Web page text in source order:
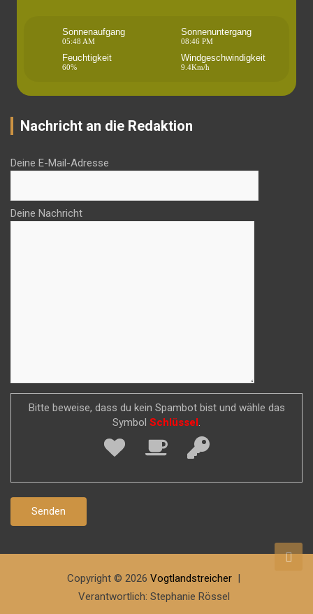
Sonnenaufgang
05:48 AM
Sonnenuntergang
08:46 PM
Feuchtigkeit
60%
Windgeschwindigkeit
9.4Km/h
Nachricht an die Redaktion
Deine E-Mail-Adresse
Deine Nachricht
Bitte beweise, dass du kein Spambot bist und wähle das
Symbol Schlüssel.
Copyright © 2026 Vogtlandstreicher
Verantwortlich: Stephanie Rössel